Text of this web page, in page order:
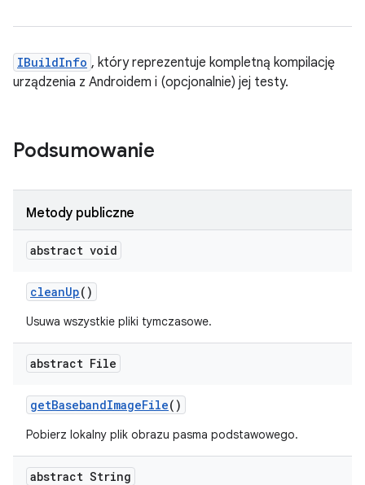
IBuildInfo , który reprezentuje kompletną kompilację
urządzenia z Androidem i (opcjonalnie) jej testy.
Podsumowanie
Metody publiczne
abstract void
cleanUp()
Usuwa wszystkie pliki tymczasowe.
abstract File
getBasebandImageFile()
Pobierz lokalny plik obrazu pasma podstawowego.
abstract String